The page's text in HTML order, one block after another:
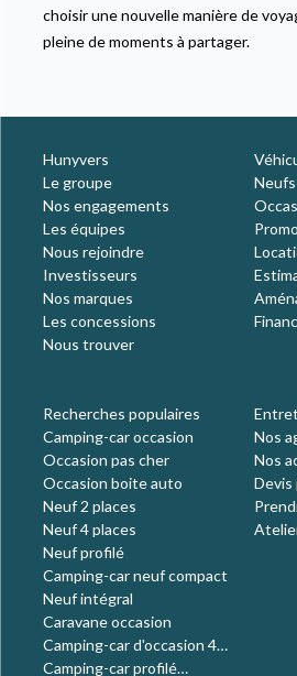
choisir une nouvelle manière de
pleine de moments à partager.
Hunyvers
Le groupe
Nos engagements
Les équipes
Nous rejoindre
Investisseurs
Nos marques
Les concessions
Nous trouver
Neufs
Recherches populaires
Camping-car occasion
Occasion pas cher
Occasion boite auto
Neuf 2 places
Neuf 4 places
Neuf profilé
Camping-car neuf compact
Neuf intégral
Caravane occasion
Camping-car d'occasion 4
places
Camping-car profilé
Nos
Nos
Devis